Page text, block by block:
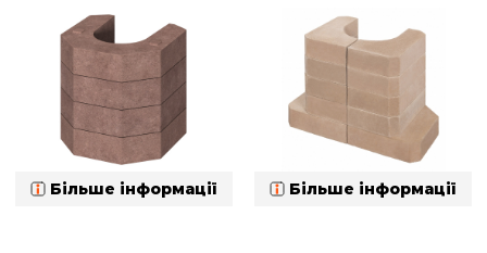
Більше інформації Більше інформації